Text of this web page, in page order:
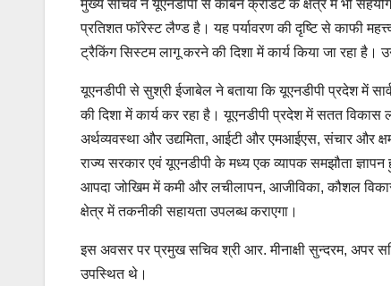
मुख्य सचिव ने यूएनडीपी से कार्बन क्रेडिट के क्षेत्र में भी
प्रतिशत फॉरेस्ट लैण्ड है। यह पर्यावरण की दृष्टि से काफी
ट्रैकिंग सिस्टम लागू करने की दिशा में कार्य किया जा रहा है।
यूएनडीपी से सुश्री ईजाबेल ने बताया कि यूएनडीपी प्रदेश में
की दिशा में कार्य कर रहा है। यूएनडीपी प्रदेश में सतत
अर्थव्यवस्था और उद्यमिता, आईटी और एमआईएस, संचार और
राज्य सरकार एवं यूएनडीपी के मध्य एक व्यापक समझौता
आपदा जोखिम में कमी और लचीलापन, आजीविका, कौशल
क्षेत्र में तकनीकी सहायता उपलब्ध कराएगा।
इस अवसर पर प्रमुख सचिव श्री आर. मीनाक्षी सुन्दरम, अपर
उपस्थित थे।